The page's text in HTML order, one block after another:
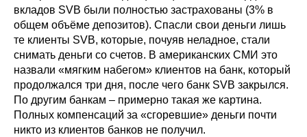
вкладов SVB были полностью застрахованы (3% в
общем объёме депозитов). Спасли свои деньги лишь
те клиенты SVB, которые, почуяв неладное, стали
снимать деньги со счетов. В американских СМИ это
назвали «мягким набегом» клиентов на банк, который
продолжался три дня, после чего банк SVB закрылся.
По другим банкам – примерно такая же картина.
Полных компенсаций за «сгоревшие» деньги почти
никто из клиентов банков не получил.